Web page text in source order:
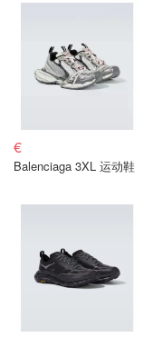
€
Balenciaga 3XL 运动鞋